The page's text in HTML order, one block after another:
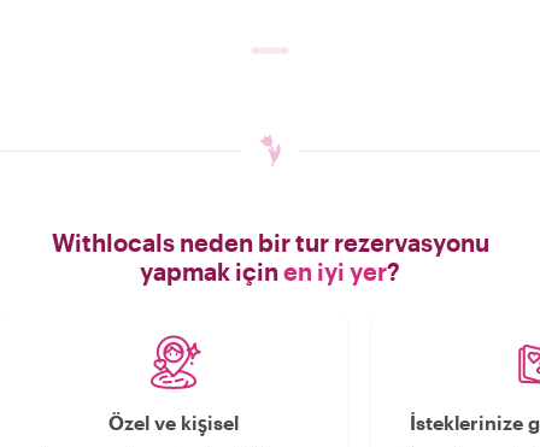
Withlocals neden bir tur rezervasyonu
yapmak için en iyi yer?
Özel ve kişisel İsteklerinize